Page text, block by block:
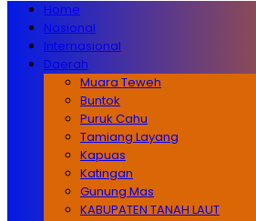
Home
Nasional
Internasional
Daerah
Muara Teweh
Buntok
Puruk Cahu
Tamiang Layang
Kapuas
Katingan
Gunung Mas
KABUPATEN TANAH LAUT